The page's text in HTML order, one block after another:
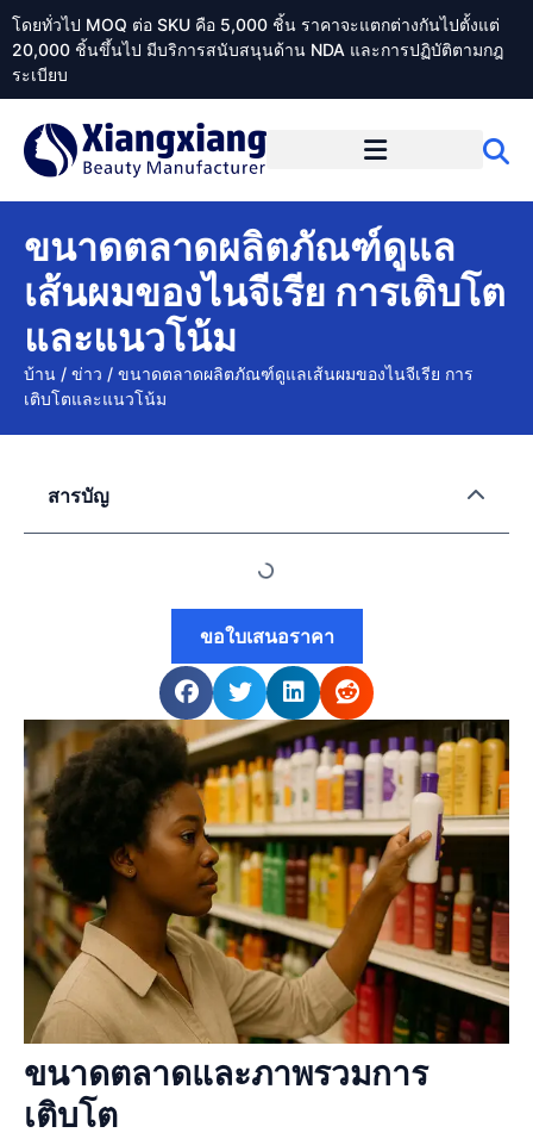
โดยทั่วไป MOQ ต่อ SKU คือ 5,000 ชิ้น ราคาจะแตกต่างกันไปตั้งแต่
20,000 ชิ้นขึ้นไป มีบริการสนับสนุนด้าน NDA และการปฏิบัติตามกฎ
ระเบียบ
ขนาดตลาดผลิตภัณฑ์ดูแล
เส้นผมของไนจีเรีย การเติบโต
และแนวโน้ม
บ้าน / ข่าว / ขนาดตลาดผลิตภัณฑ์ดูแลเส้นผมของไนจีเรีย การ
เติบโตและแนวโน้ม
ขนาดตลาดและภาพรวมการ
เติบโต
สารบัญ
ขอใบเสนอราคา